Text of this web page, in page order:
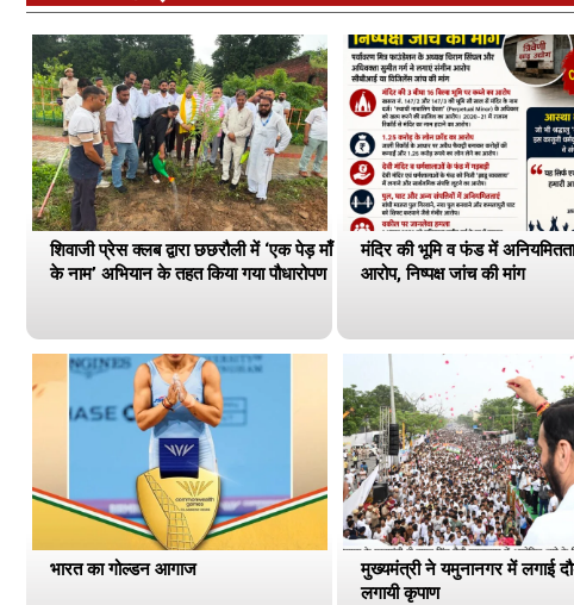
शिवाजी प्रेस क्लब द्वारा छछरौली में ‘एक पेड़ माँ
के नाम’ अभियान के तहत किया गया पौधारोपण
मंदिर की भूमि व फंड में
आरोप, निष्पक्ष जांच की मांग
भारत का गोल्डन आगाज
मुख्यमंत्री ने यमुनानगर में लगाई
लगायी कृपाण